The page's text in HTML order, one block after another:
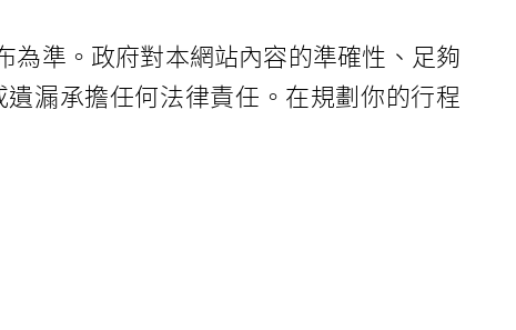
準。政府對本網站內容的準確性、足夠
漏承擔任何法律責任。在規劃你的行程